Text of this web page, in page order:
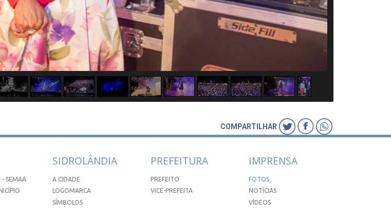
COMPARTILHAR
- SEMAA
SIDROLÂNDIA
A CIDADE
LOGOMARCA
SÍMBOLOS
PREFEITURA
PREFEITO
VICE-PREFEITA
IMPRENSA
FOTOS
NOTÍCIAS
VÍDEOS